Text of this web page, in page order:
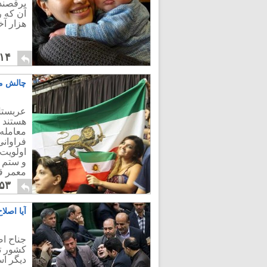
آن
هزار
چالش
هستند
و ستم
معمر
آیا
جناح
کشور
دیگر